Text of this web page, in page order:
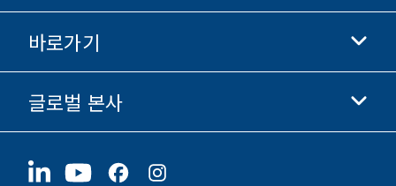
Donaldson 쇼핑
기업 정보
윤리 및 준법 경영
채용 정보
바로가기
투자자 정보
협력업체
지속가능성
글로벌 본사
1400 W 94th Street